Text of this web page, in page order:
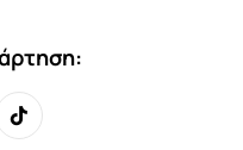
Tiktok